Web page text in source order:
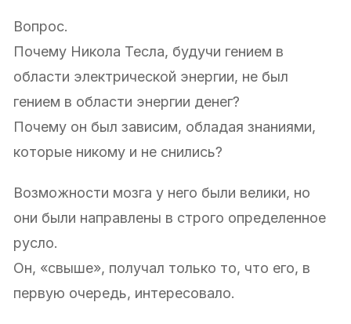
Вопрос.
Почему Никола Тесла, будучи гением в
области электрической энергии, не был
гением в области энергии денег?
Почему он был зависим, обладая знаниями,
которые никому и не снились?
Возможности мозга у него были велики, но
они были направлены в строго определенное
русло.
Он, «свыше», получал только то, что его, в
первую очередь, интересовало.